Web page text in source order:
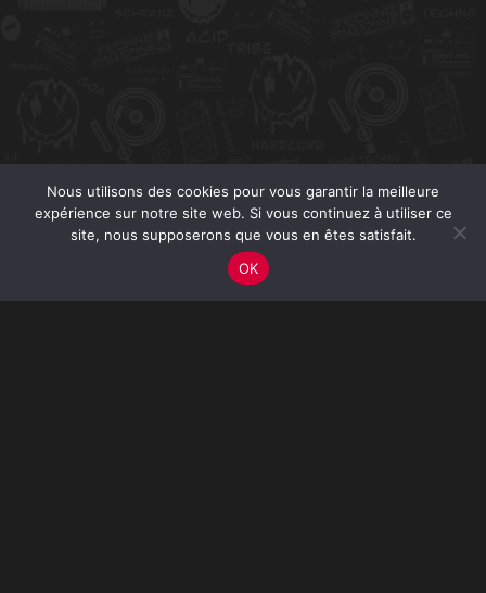
Nous utilisons des cookies pour vous garantir la meilleure
expérience sur notre site web. Si vous continuez à utiliser ce
site, nous supposerons que vous en êtes satisfait.
OK